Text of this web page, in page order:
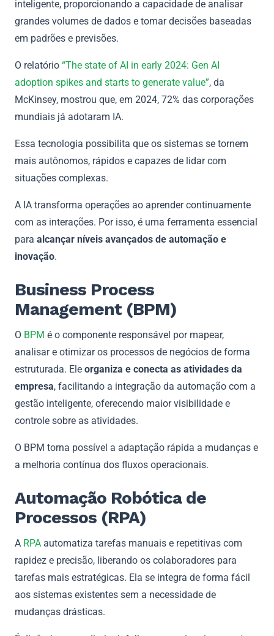
inteligente, proporcionando a capacidade de analisar
grandes volumes de dados e tomar decisões baseadas
em padrões e previsões.
O relatório “The state of AI in early 2024: Gen AI
adoption spikes and starts to generate value”, da
McKinsey, mostrou que, em 2024, 72% das corporações
mundiais já adotaram IA.
Essa tecnologia possibilita que os sistemas se tornem
mais autônomos, rápidos e capazes de lidar com
situações complexas.
A IA transforma operações ao aprender continuamente
com as interações. Por isso, é uma ferramenta essencial
para alcançar níveis avançados de automação e
inovação.
Business Process
Management (BPM)
O BPM é o componente responsável por mapear,
analisar e otimizar os processos de negócios de forma
estruturada. Ele organiza e conecta as atividades da
empresa, facilitando a integração da automação com a
gestão inteligente, oferecendo maior visibilidade e
controle sobre as atividades.
O BPM torna possível a adaptação rápida a mudanças e
a melhoria contínua dos fluxos operacionais.
Automação Robótica de
Processos (RPA)
A RPA automatiza tarefas manuais e repetitivas com
rapidez e precisão, liberando os colaboradores para
tarefas mais estratégicas. Ela se integra de forma fácil
aos sistemas existentes sem a necessidade de
mudanças drásticas.